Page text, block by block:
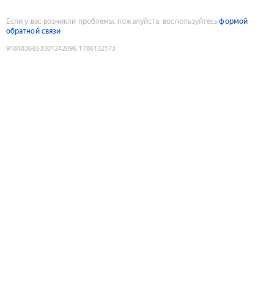
Если у вас возникли проблемы, пожалуйста, воспользуйтесьформой
обратной связи
9184836653301242096:1786132173